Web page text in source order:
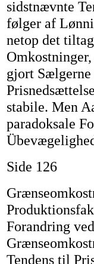
sidstnævnte
følger af
netop det
gjort
stabile. Men
paradoksale
Side 126
Forandring
Tendens til